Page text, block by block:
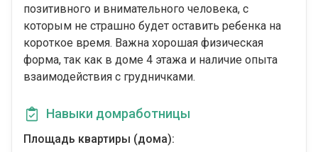
позитивного и внимательного человека, с
которым не страшно будет оставить ребенка на
короткое время. Важна хорошая физическая
форма, так как в доме 4 этажа и наличие опыта
взаимодействия с грудничками.
Навыки домработницы
Площадь квартиры (дома):